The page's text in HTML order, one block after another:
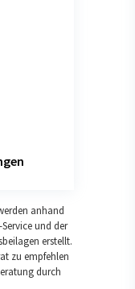
anhand
und der
erstellt.
zu empfehlen
durch